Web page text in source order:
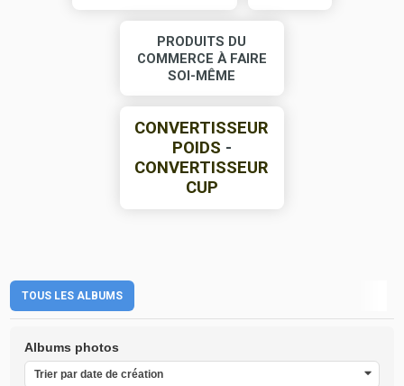
PRODUITS DU
COMMERCE À FAIRE
SOI-MÊME
CONVERTISSEUR
POIDS -
CONVERTISSEUR
CUP
TOUS LES ALBUMS
Albums photos
Trier par date de création